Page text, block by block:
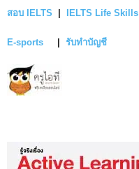
สอบ IELTS | IELTS Life Skills
E-sports | รับทำบัญชี